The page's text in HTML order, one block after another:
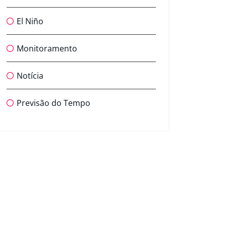
El Niño
Monitoramento
Notícia
Previsão do Tempo